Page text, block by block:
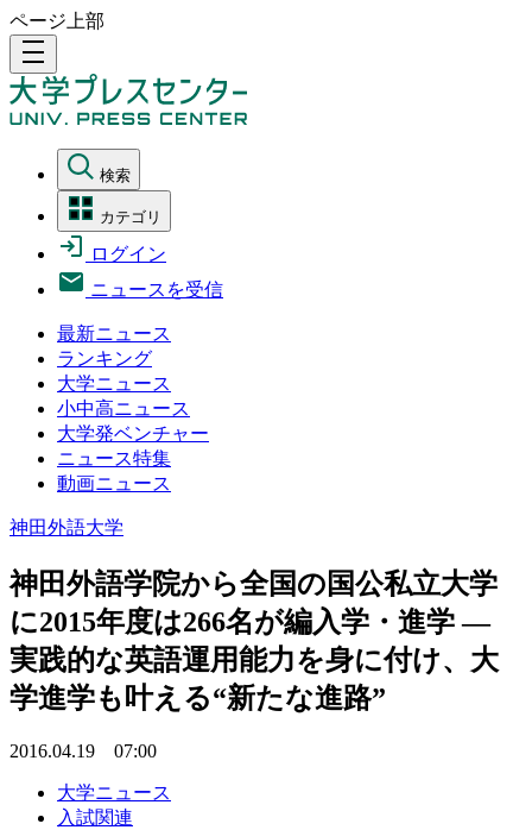
ページ上部
density_medium
検索
カテゴリ
ログイン
ニュースを受信
最新ニュース
ランキング
大学ニュース
小中高ニュース
大学発ベンチャー
ニュース特集
動画ニュース
神田外語大学
神田外語学院から全国の国公私立大学
に2015年度は266名が編入学・進学 —
実践的な英語運用能力を身に付け、大
学進学も叶える“新たな進路”
2016.04.19 07:00
大学ニュース
入試関連